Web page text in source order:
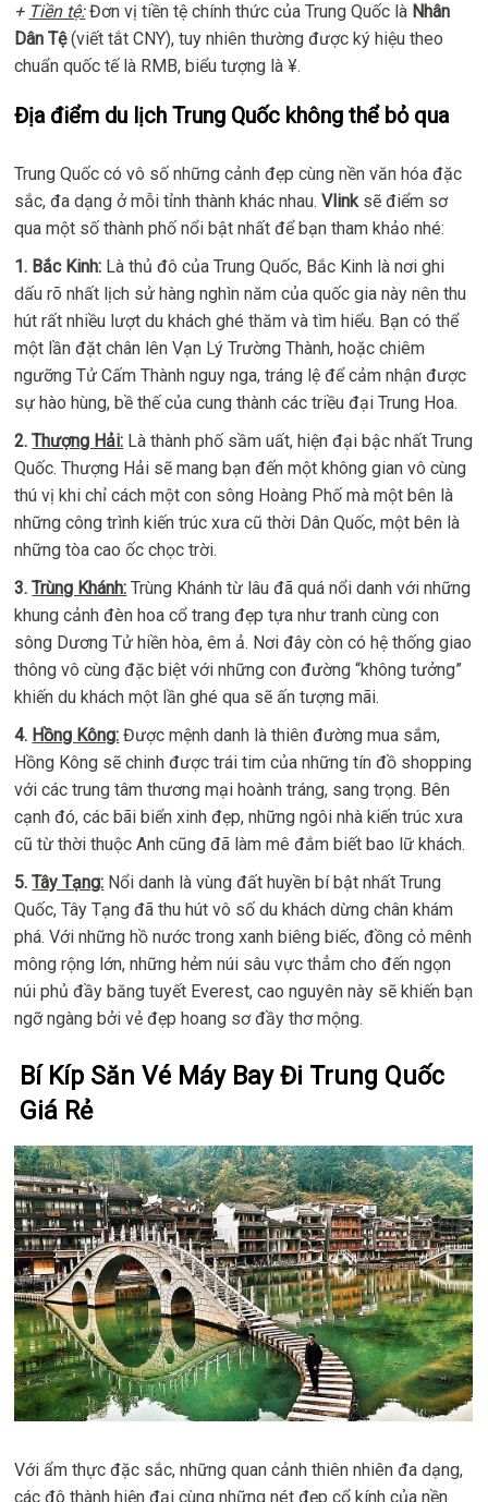
+ Tiền tệ:Đơn vị tiền tệ chính thức của Trung Quốc là Nhân
Dân Tệ(viết tắt CNY), tuy nhiên thường được ký hiệu theo
chuẩn quốc tế là RMB, biểu tượng là ¥.
Địa điểm du lịch Trung Quốc không thể bỏ qua
Trung Quốc có vô số những cảnh đẹp cùng nền văn hóa đặc
sắc, đa dạng ở mỗi tỉnh thành khác nhau.Vlink sẽ điểm sơ
qua một số thành phố nổi bật nhất để bạn tham khảo nhé:
1. Bắc Kinh: Là thủ đô của Trung Quốc, Bắc Kinh là nơi ghi
dấu rõ nhất lịch sử hàng nghìn năm của quốc gia này nên thu
hút rất nhiều lượt du khách ghé thăm và tìm hiểu. Bạn có thể
một lần đặt chân lên Vạn Lý Trường Thành, hoặc chiêm
ngưỡng Tử Cấm Thành nguy nga, tráng lệ để cảm nhận được
sự hào hùng, bề thế của cung thành các triều đại Trung Hoa.
2.Thượng Hải: Là thành phố sầm uất, hiện đại bậc nhất Trung
Quốc. Thượng Hải sẽ mang bạn đến một không gian vô cùng
thú vị khi chỉ cách một con sông Hoàng Phố mà một bên là
những công trình kiến trúc xưa cũ thời Dân Quốc, một bên là
những tòa cao ốc chọc trời.
3.Trùng Khánh: Trùng Khánh từ lâu đã quá nổi danh với những
khung cảnh đèn hoa cổ trang đẹp tựa như tranh cùng con
sông Dương Tử hiền hòa, êm ả. Nơi đây còn có hệ thống giao
thông vô cùng đặc biệt với những con đường “không tưởng”
khiến du khách một lần ghé qua sẽ ấn tượng mãi.
4. Hồng Kông: Được mệnh danh là thiên đường mua sắm,
Hồng Kông sẽ chinh được trái tim của những tín đồ shopping
với các trung tâm thương mại hoành tráng, sang trọng. Bên
cạnh đó, các bãi biển xinh đẹp, những ngôi nhà kiến trúc xưa
cũ từ thời thuộc Anh cũng đã làm mê đắm biết bao lữ khách.
5. Tây Tạng: Nổi danh là vùng đất huyền bí bật nhất Trung
Quốc, Tây Tạng đã thu hút vô số du khách dừng chân khám
phá. Với những hồ nước trong xanh biêng biếc, đồng cỏ mênh
mông rộng lớn, những hẻm núi sâu vực thẳm cho đến ngọn
núi phủ đầy băng tuyết Everest, cao nguyên này sẽ khiến bạn
ngỡ ngàng bởi vẻ đẹp hoang sơ đầy thơ mộng.
Bí Kíp Săn Vé Máy Bay Đi Trung Quốc
Giá Rẻ
Với ẩm thực đặc sắc, những quan cảnh thiên nhiên đa dạng,
các đô thành hiện đại cùng những nét đẹp cổ kính của nền